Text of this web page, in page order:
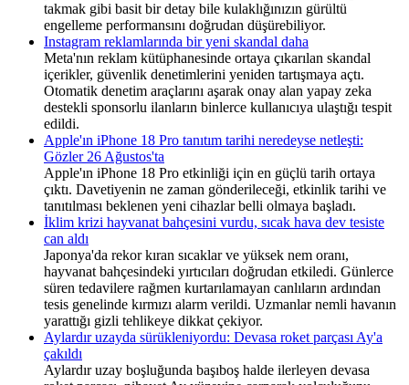
takmak gibi basit bir detay bile kulaklığınızın gürültü
engelleme performansını doğrudan düşürebiliyor.
Instagram reklamlarında bir yeni skandal daha
Meta'nın reklam kütüphanesinde ortaya çıkarılan skandal
içerikler, güvenlik denetimlerini yeniden tartışmaya açtı.
Otomatik denetim araçlarını aşarak onay alan yapay zeka
destekli sponsorlu ilanların binlerce kullanıcıya ulaştığı tespit
edildi.
Apple'ın iPhone 18 Pro tanıtım tarihi neredeyse netleşti:
Gözler 26 Ağustos'ta
Apple'ın iPhone 18 Pro etkinliği için en güçlü tarih ortaya
çıktı. Davetiyenin ne zaman gönderileceği, etkinlik tarihi ve
tanıtılması beklenen yeni cihazlar belli olmaya başladı.
İklim krizi hayvanat bahçesini vurdu, sıcak hava dev tesiste
can aldı
Japonya'da rekor kıran sıcaklar ve yüksek nem oranı,
hayvanat bahçesindeki yırtıcıları doğrudan etkiledi. Günlerce
süren tedavilere rağmen kurtarılamayan canlıların ardından
tesis genelinde kırmızı alarm verildi. Uzmanlar nemli havanın
yarattığı gizli tehlikeye dikkat çekiyor.
Aylardır uzayda sürükleniyordu: Devasa roket parçası Ay'a
çakıldı
Aylardır uzay boşluğunda başıboş halde ilerleyen devasa